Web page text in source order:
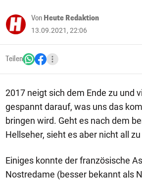
Von Heute Redaktion
13.09.2021, 22:06
Teilen
2017 neigt sich dem Ende zu und
gespannt darauf, was uns das
bringen wird. Geht es nach dem
Hellseher, sieht es aber nicht all
Einiges konnte der französische
Nostredame (besser bekannt als